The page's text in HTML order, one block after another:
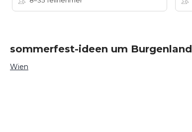
sommerfest-ideen um Burgenland
Wien